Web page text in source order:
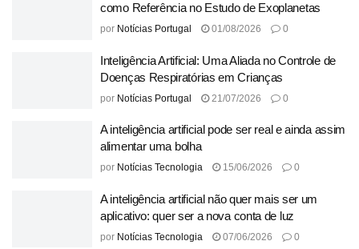
como Referência no Estudo de Exoplanetas
por Notícias Portugal 01/08/2026 0
Inteligência Artificial: Uma Aliada no Controle de
Doenças Respiratórias em Crianças
por Notícias Portugal 21/07/2026 0
A inteligência artificial pode ser real e ainda assim
alimentar uma bolha
por Notícias Tecnologia 15/06/2026 0
A inteligência artificial não quer mais ser um
aplicativo: quer ser a nova conta de luz
por Notícias Tecnologia 07/06/2026 0